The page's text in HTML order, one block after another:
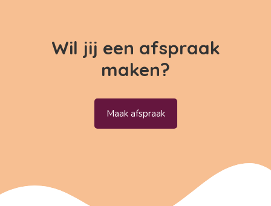
Wil jij een afspraak
maken?
Maak afspraak